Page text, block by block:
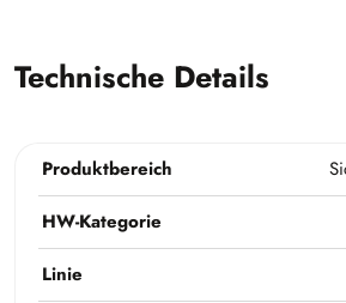
Technische Details
Produktbereich
HW-Kategorie
Linie